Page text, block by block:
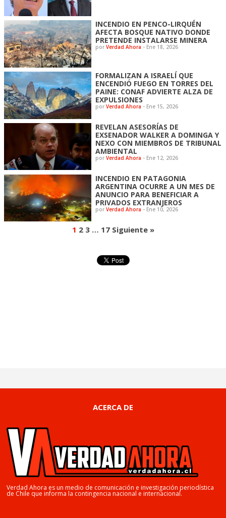
INCENDIO EN PENCO-LIRQUÉN
AFECTA BOSQUE NATIVO DONDE
PRETENDE INSTALARSE MINERA
porVerdad Ahora - Ene 18, 2026
FORMALIZAN A ISRAELÍ QUE
ENCENDIÓ FUEGO EN TORRES DEL
PAINE: CONAF ADVIERTE ALZA DE
EXPULSIONES
porVerdad Ahora - Ene 15, 2026
REVELAN ASESORÍAS DE
EXSENADOR WALKER A DOMINGA Y
NEXO CON MIEMBROS DE TRIBUNAL
AMBIENTAL
porVerdad Ahora - Ene 12, 2026
INCENDIO EN PATAGONIA
ARGENTINA OCURRE A UN MES DE
ANUNCIO PARA BENEFICIAR A
PRIVADOS EXTRANJEROS
porVerdad Ahora - Ene 10, 2026
1 2 3 … 17 Siguiente »
ACERCA DE
Verdad Ahora es un medio de comunicación e investigación periodística
de Chile que informa la contingencia nacional e internacional.